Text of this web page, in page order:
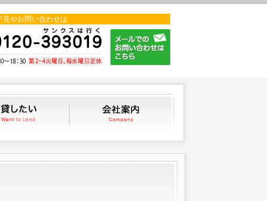
見やお問い合わせは
貸したい